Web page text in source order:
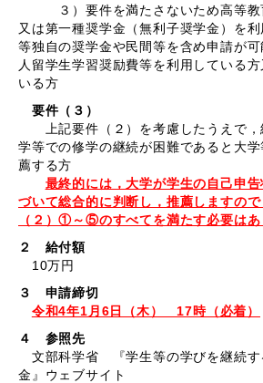
３）要件を満たさないため高等教
又は第一種奨学金（無利子奨学金）を
等独自の奨学金や民間等を含め申請が
人留学生学習奨励費等を利用している
いる方
要件（３）
上記要件（２）を考慮したうえで，
学等での修学の継続が困難であると大
薦する方
最終的には，大学が学生の自己申
づいて総合的に判断し，推薦しますの
（２）①～⑤のすべてを満たす必要はあ
２ 給付額
10万円
３ 申請締切
令和4年1月6日（木） 17時（必着）
４ 参照先
文部科学省 『学生等の学びを継続す
金』ウェブサイト